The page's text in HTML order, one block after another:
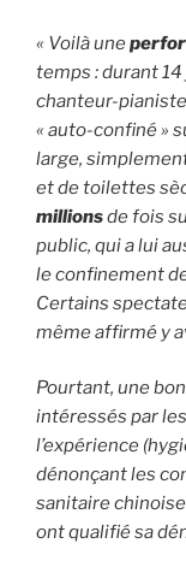
« Voilà une
temps : durant
chanteur-pianiste
« auto-confiné »
large,
et de toilettes
millionsde fois
public, qui a lui
le confinement
Certains
même affirmé y
Pourtant, une
intéressés par
l’expérience
dénonçant les
sanitaire
ont qualifié sa